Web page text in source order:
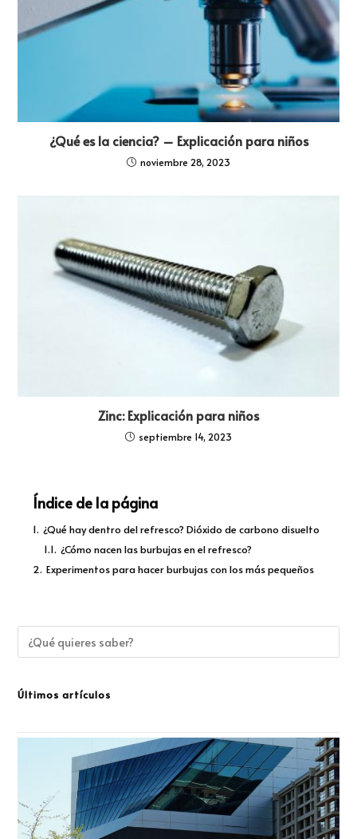
¿Qué es la ciencia? – Explicación para niños
noviembre 28, 2023
Zinc: Explicación para niños
septiembre 14, 2023
Índice de la página
1. ¿Qué hay dentro del refresco? Dióxido de carbono disuelto
1.1. ¿Cómo nacen las burbujas en el refresco?
2. Experimentos para hacer burbujas con los más pequeños
Últimos artículos